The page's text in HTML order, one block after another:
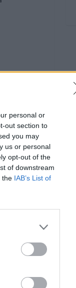
personal or
out section to
you may
us or personal
opt-out of the
of downstream
the IAB’s List of